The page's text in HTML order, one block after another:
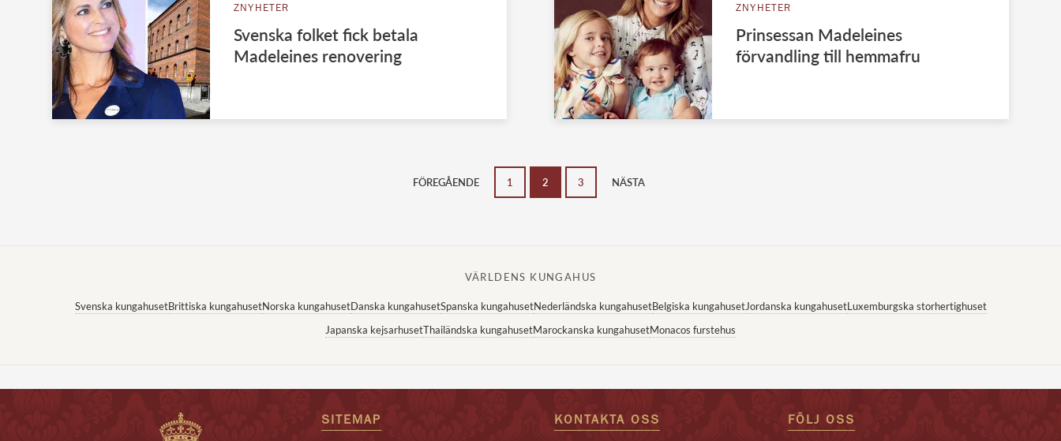
ZNYHETER
Svenska folket fick betala
Madeleines renovering
ZNYHETER
Prinsessan Madeleines
förvandling till hemmafru
FÖREGÅENDE 1 2 3 NÄSTA
VÄRLDENS KUNGAHUS
Svenska kungahusetBrittiska kungahusetNorska kungahusetDanska kungahusetSpanska kungahusetNederländska kungahusetBelgiska kungahusetJordanska kungahusetLuxemburgska storhertighuset
Japanska kejsarhusetThailändska kungahusetMarockanska kungahusetMonacos furstehus
SITEMAP KONTAKTA OSS FÖLJ OSS